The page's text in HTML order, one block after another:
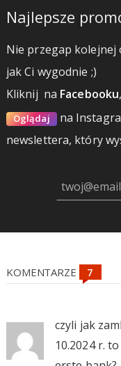
Najlepsze
Nie przegap kolejnej
jak Ci wygodnie ;)
Kliknij na Facebooku
Oglądaj na
newslettera, który
KOMENTARZE
czyli jak
10.2024 r.